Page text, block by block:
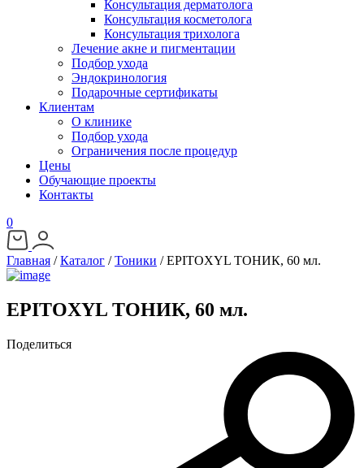
Консультация дерматолога
Консультация косметолога
Консультация трихолога
Лечение акне и пигментации
Подбор ухода
Эндокринология
Подарочные сертификаты
Клиентам
О клинике
Подбор ухода
Ограничения после процедур
Цены
Обучающие проекты
Контакты
0
Главная / Каталог / Тоники /EPITOXYL ТОНИК, 60 мл.
EPITOXYL ТОНИК, 60 мл.
Поделиться